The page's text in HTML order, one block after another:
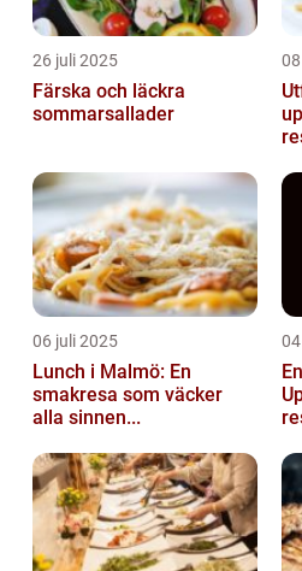
26 juli 2025
Färska och läckra
sommarsallader
06 juli 2025
Lunch i Malmö: En
smakresa som väcker
alla sinnen...